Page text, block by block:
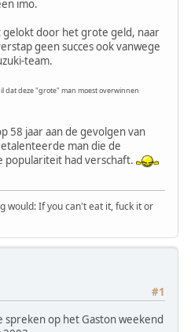
imo.
gelokt door het grote geld, naar
geen succes ook vanwege
team.
dat deze "grote" man moest overwinnen
58 jaar aan de gevolgen van
man die de
populariteit had verschaft.
would: If you can't eat it, fuck it or
#1
spreken op het Gaston weekend